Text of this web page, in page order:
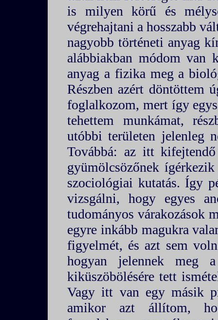
is milyen körű és
végrehajtani a hosszabb
nagyobb történeti anyag
alábbiakban módom van
anyag a fizika meg a
Részben azért döntöttem
foglalkozom, mert így
tehettem munkámat,
utóbbi területen jelenleg
Továbbá: az itt
gyümölcsözőnek
szociológiai kutatás. Így
vizsgálni, hogy egyes
tudományos várakozások
egyre inkább magukra
figyelmét, és azt sem
hogyan jelennek meg
kiküszöbölésére tett
Vagy itt van egy másik
amikor azt állítom,